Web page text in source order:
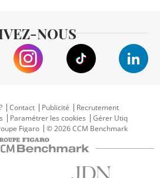
NOUS
Contact Publicité
Recrutement
Paramétrer les cookies
Gérer Utiq
Figaro © 2026 CCM Benchmark